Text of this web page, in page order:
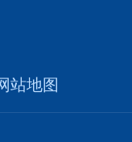
站地图